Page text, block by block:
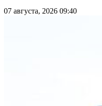
07 августа, 2026 09:40